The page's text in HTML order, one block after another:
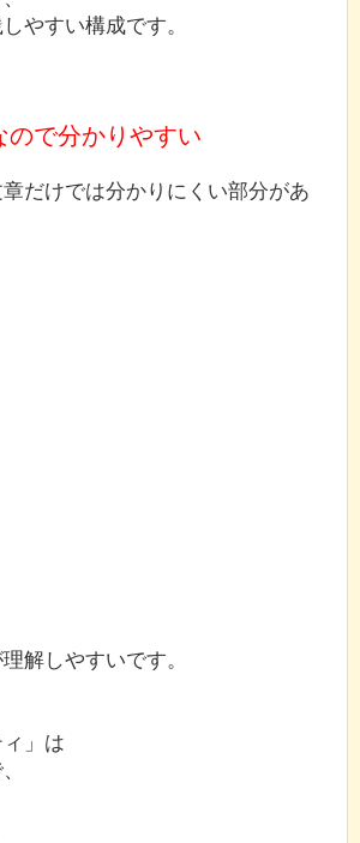
やすい構成です。
ので分かりやすい
だけでは分かりにくい部分があ
解しやすいです。
ィ」は